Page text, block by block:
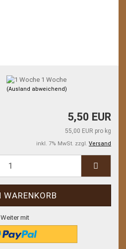
1 Woche
(Ausland abweichend)
5,50 EUR
55,00 EUR pro kg
inkl. 7% MwSt. zzgl. Versand
Weiter mit